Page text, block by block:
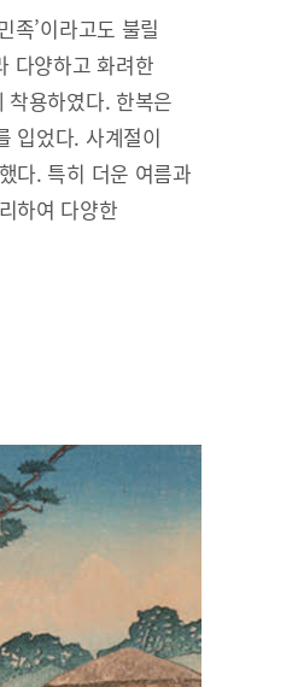
족’이라고도 불릴
다양하고 화려한
착용하였다. 한복은
입었다. 사계절이
다. 특히 더운 여름과
하여 다양한